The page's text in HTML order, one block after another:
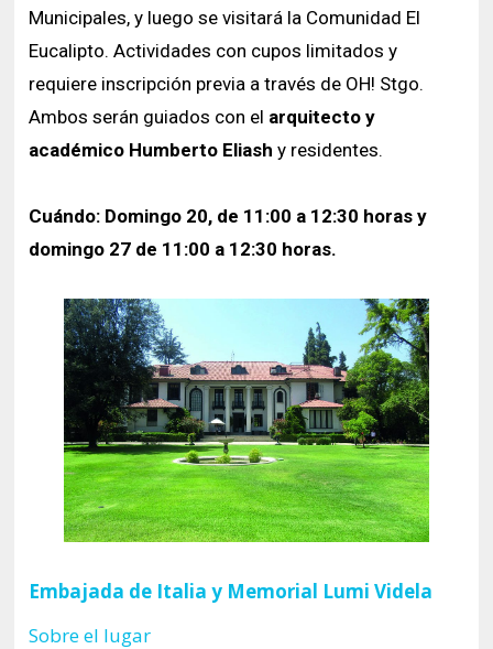
Municipales, y luego se visitará la Comunidad El
Eucalipto. Actividades con cupos limitados y
requiere inscripción previa a través de OH! Stgo.
Ambos serán guiados con el arquitecto y
académico Humberto Eliash y residentes.
Cuándo: Domingo 20, de 11:00 a 12:30 horas y
domingo 27 de 11:00 a 12:30 horas.
Embajada de Italia y Memorial Lumi Videla
Sobre el lugar